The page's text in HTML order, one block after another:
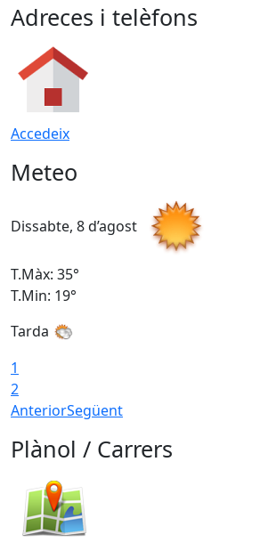
Adreces i telèfons
Accedeix
Meteo
Dissabte, 8 d’agost
T.Màx: 35°
T.Min: 19°
Tarda
1
2
AnteriorSegüent
Plànol / Carrers